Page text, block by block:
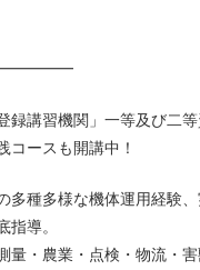
録講習機関」一等及び二
コースも開講中！
多種多様な機体運用経験
指導。
量・農業・点検・物流・